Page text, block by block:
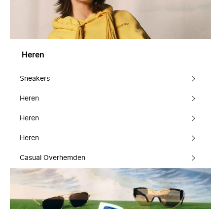
Heren
Sneakers
Heren
Heren
Heren
Casual Overhemden